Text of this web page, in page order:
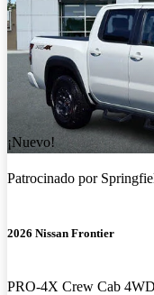
¡Nuevo!
Patrocinado por
2026 Nissan Frontier
PRO-4X Crew Cab 4WD